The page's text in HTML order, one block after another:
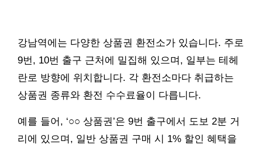
강남역에는 다양한 상품권 환전소가 있습니다. 주로
9번, 10번 출구 근처에 밀집해 있으며, 일부는 테헤
란로 방향에 위치합니다. 각 환전소마다 취급하는
상품권 종류와 환전 수수료율이 다릅니다.
예를 들어, ‘○○ 상품권’은 9번 출구에서 도보 2분 거
리에 있으며, 일반 상품권 구매 시 1% 할인 혜택을